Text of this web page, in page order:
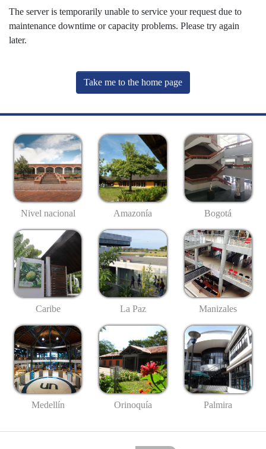
The server is temporarily unable to service your request due to
maintenance downtime or capacity problems. Please try again
later.
Take me to the home page
Nivel nacional Amazonía Bogotá
Caribe La Paz Manizales
Medellín Orinoquía Palmira